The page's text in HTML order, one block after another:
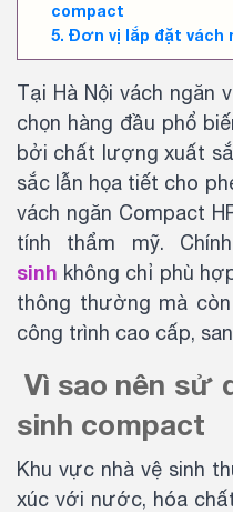
compact
Đơn vị lắp đặt vách
Tại Hà Nội vách ngăn
chọn hàng đầu phổ
bởi chất lượng xuất
sắc lẫn họa tiết cho
vách ngăn Compact
tính thẩm mỹ.
sinh không chỉ phù
thông thường mà
công trình cao cấp,
Vì sao nên sử
sinh compact
Khu vực nhà vệ sinh
xúc với nước, hóa